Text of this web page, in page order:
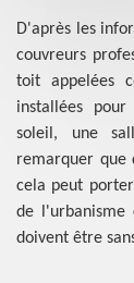
D'après les
couvreurs
toit appelées
installées
soleil, une
remarquer que
cela peut
de l'urbanisme
doivent être